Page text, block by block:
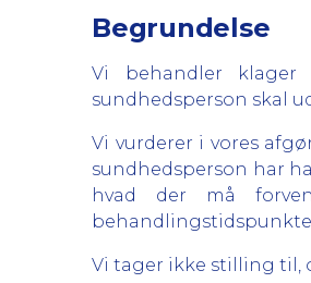
Begrundelse
Vi behandler klager
sundhedsperson skal
Vi vurderer i vores
sundhedsperson har
hvad der må
Vi tager ikke stilling til,